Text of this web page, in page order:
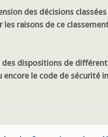
des décisions
raisons de ce
dispositions de
le code de sécurité